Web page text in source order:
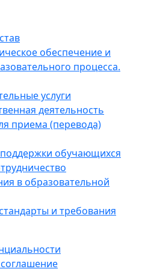
обеспечение и
процесса.
услуги
деятельность
приема (перевода)
обучающихся
в образовательной
и требования